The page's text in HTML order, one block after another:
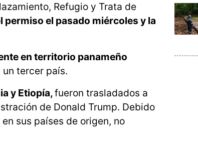
Refugio y Trata de
permiso el pasado miércoles y la
en territorio panameño
tercer país.
y Etiopía,fueron trasladados a
de Donald Trump. Debido
sus países de origen, no